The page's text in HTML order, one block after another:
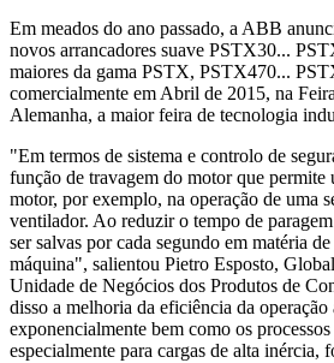
Em meados do ano passado, a ABB
novos arrancadores suave PSTX30...
maiores da gama PSTX, PSTX470...
comercialmente em Abril de 2015, na
Alemanha, a maior feira de tecnologia
"Em termos de sistema e controlo de
função de travagem do motor que permite
motor, por exemplo, na operação de uma
ventilador. Ao reduzir o tempo de
ser salvas por cada segundo em matéria
máquina", salientou Pietro Esposto,
Unidade de Negócios dos Produtos de
disso a melhoria da eficiência da operação
exponencialmente bem como os processos
especialmente para cargas de alta inércia,